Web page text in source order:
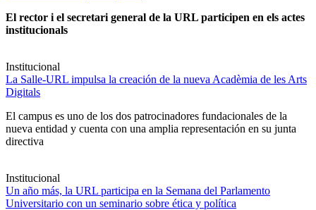
El rector i el secretari general de la URL participen en els actes
institucionals
Institucional
La Salle-URL impulsa la creación de la nueva Acadèmia de les Arts
Digitals
El campus es uno de los dos patrocinadores fundacionales de la
nueva entidad y cuenta con una amplia representación en su junta
directiva
Institucional
Un año más, la URL participa en la Semana del Parlamento
Universitario con un seminario sobre ética y política